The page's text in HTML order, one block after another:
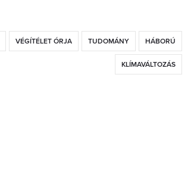
VÉGÍTÉLET ÓRJA TUDOMÁNY HÁBORÚ
KLÍMAVÁLTOZÁS